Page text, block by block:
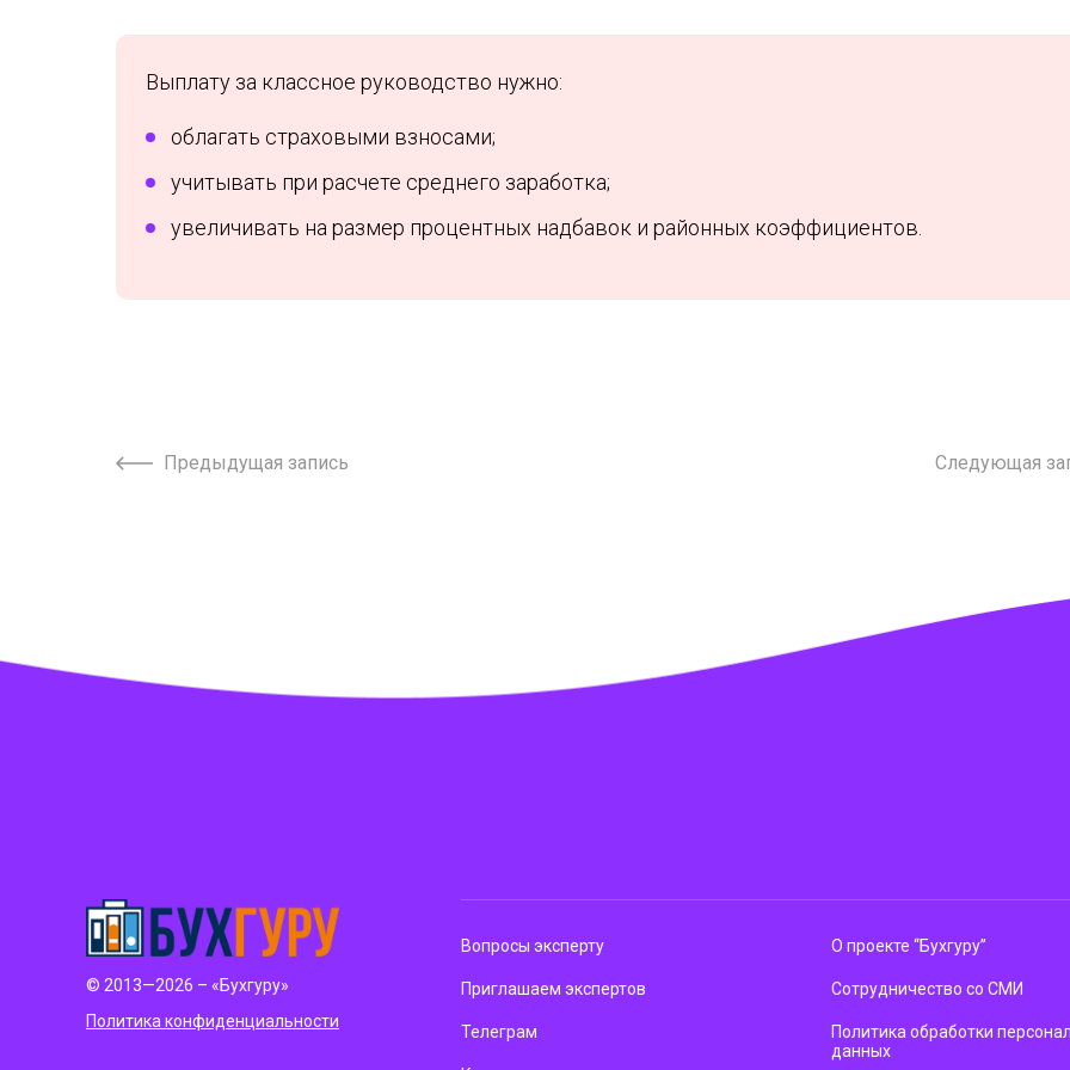
Выплату за классное руководство нужно:
облагать страховыми взносами;
учитывать при расчете среднего заработка;
увеличивать на размер процентных надбавок и районных коэффициентов.
Предыдущая запись Следующая
© 2013—2026 – «Бухгуру»
Политика конфиденциальности
Вопросы эксперту
Приглашаем экспертов
Телеграм
О проекте “Бухгуру”
Сотрудничество со СМИ
Политика обработки
данных